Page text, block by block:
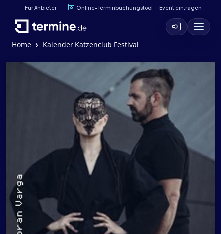
Für Anbieter Online-Terminbuchungstool Event eintragen
Home Kalender Katzenclub Festival